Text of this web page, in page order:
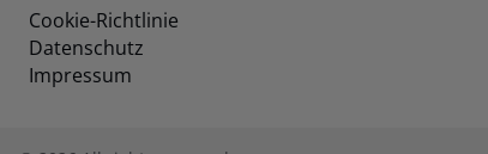
Cookie-Richtlinie
Datenschutz
Impressum